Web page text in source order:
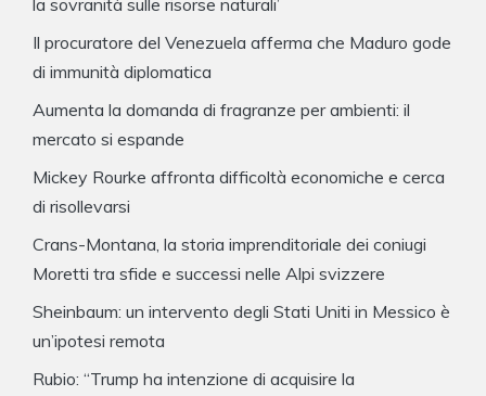
la sovranità sulle risorse naturali’
Il procuratore del Venezuela afferma che Maduro gode
di immunità diplomatica
Aumenta la domanda di fragranze per ambienti: il
mercato si espande
Mickey Rourke affronta difficoltà economiche e cerca
di risollevarsi
Crans-Montana, la storia imprenditoriale dei coniugi
Moretti tra sfide e successi nelle Alpi svizzere
Sheinbaum: un intervento degli Stati Uniti in Messico è
un’ipotesi remota
Rubio: “Trump ha intenzione di acquisire la